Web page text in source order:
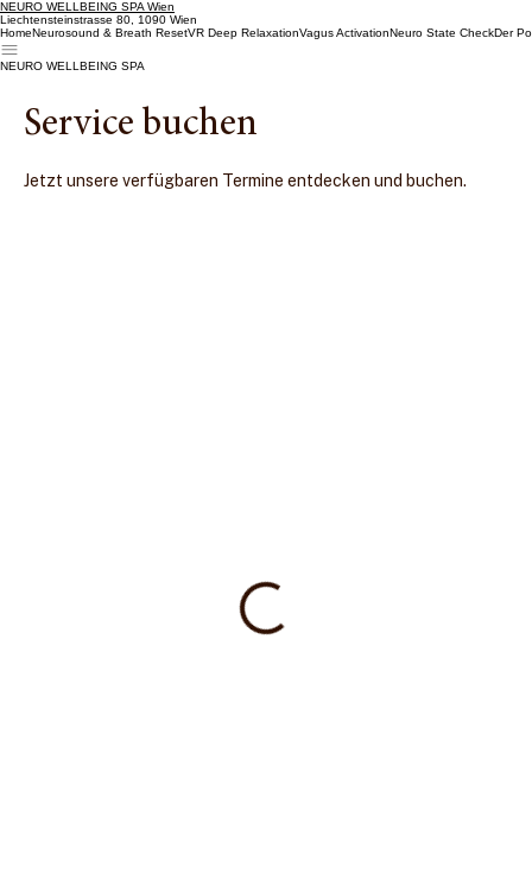
NEURO WELLBEING SPA Wien
Liechtensteinstrasse 80, 1090 Wien
HomeNeurosound & Breath ResetVR Deep RelaxationVagus ActivationNeuro State CheckDer
NEURO WELLBEING SPA
Service buchen
Jetzt unsere verfügbaren Termine entdecken und buchen.